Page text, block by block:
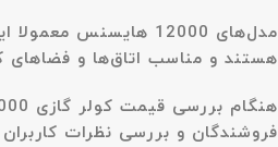
مدل‌های 12000 هایسنس
هستند و مناسب اتاق‌ها و
فروشندگان و بررسی نظرات